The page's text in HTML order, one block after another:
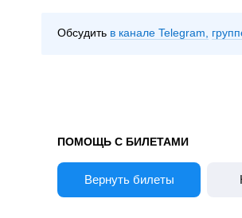
Обсудить в канале Telegram
ПОМОЩЬ С БИЛЕТАМИ
Вернуть билеты